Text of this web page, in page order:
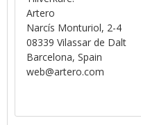
Artero
Narcís Monturiol, 2-4
08339 Vilassar de Dalt
Barcelona, Spain
web@artero.com